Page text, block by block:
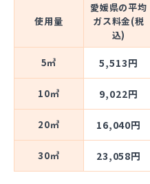
使用量
愛媛県の平均
ガス料金(税
込)
5㎥ 5,513円
10㎥ 9,022円
20㎥ 16,040円
30㎥ 23,058円